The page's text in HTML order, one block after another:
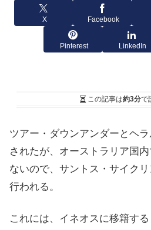
X Facebook
Pinterest LinkedIn
この記事は約3分で
ツアー・ダウンアンダーとヘ
されたが、オーストラリア国
ないので、サントス・サイク
行われる。
これには、イネオスに移籍す